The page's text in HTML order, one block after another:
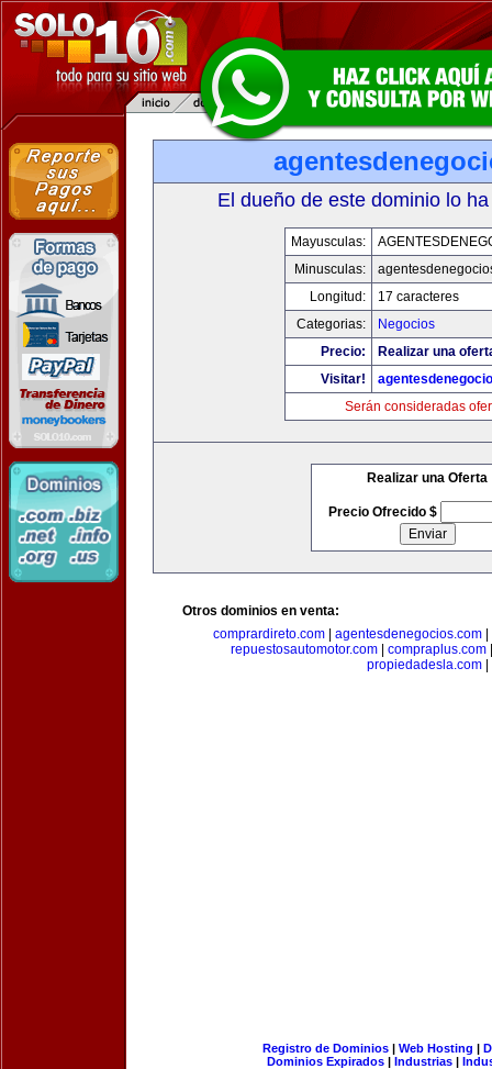
El dueño de este dominio lo
Mayusculas:
Minusculas:
Longitud:
17 caracteres
Categorias:
Negocios
Precio:
Realizar una
Visitar!
Serán consideradas
Realizar una Oferta
Precio Ofrecido $
Otros dominios en venta:
comprardireto.com| agentesdenegocios.com|
repuestosautomotor.com
compraplus.com
propiedadesla.com|
Registro de Dominios| Web Hosting |
Dominios Expirados | Industrias |